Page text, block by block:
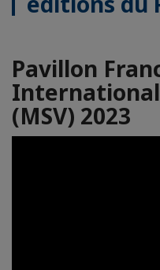
Pavillon
(MSV) 2023